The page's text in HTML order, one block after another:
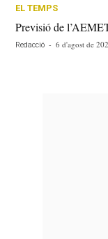
EL TEMPS
Previsió de
Redacció - 6 d'agost de